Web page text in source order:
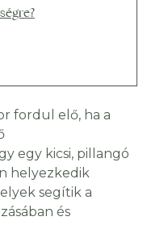
fordul elő, ha a
egy kicsi, pillangó
helyezkedik
segítik a
és